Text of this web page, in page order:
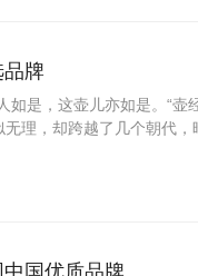
品牌
是，这壶儿亦如是。“壶
理，却跨越了几个朝代
中国优质品牌